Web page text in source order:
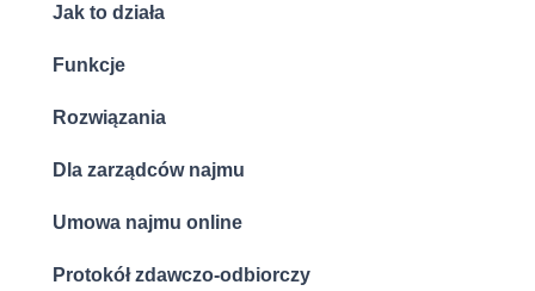
Jak to działa
Funkcje
Rozwiązania
Dla zarządców najmu
Umowa najmu online
Protokół zdawczo-odbiorczy